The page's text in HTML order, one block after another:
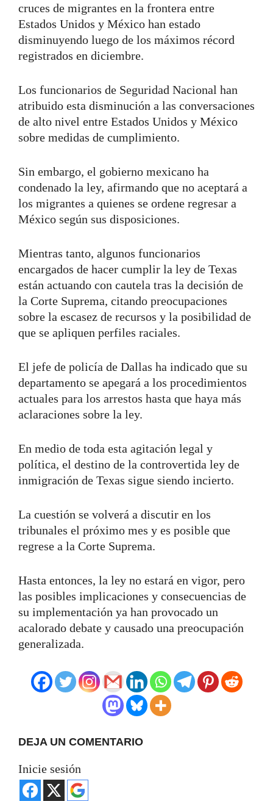
cruces de migrantes en la frontera entre
Estados Unidos y México han estado
disminuyendo luego de los máximos récord
registrados en diciembre.
Los funcionarios de Seguridad Nacional han
atribuido esta disminución a las conversaciones
de alto nivel entre Estados Unidos y México
sobre medidas de cumplimiento.
Sin embargo, el gobierno mexicano ha
condenado la ley, afirmando que no aceptará a
los migrantes a quienes se ordene regresar a
México según sus disposiciones.
Mientras tanto, algunos funcionarios
encargados de hacer cumplir la ley de Texas
están actuando con cautela tras la decisión de
la Corte Suprema, citando preocupaciones
sobre la escasez de recursos y la posibilidad de
que se apliquen perfiles raciales.
El jefe de policía de Dallas ha indicado que su
departamento se apegará a los procedimientos
actuales para los arrestos hasta que haya más
aclaraciones sobre la ley.
En medio de toda esta agitación legal y
política, el destino de la controvertida ley de
inmigración de Texas sigue siendo incierto.
La cuestión se volverá a discutir en los
tribunales el próximo mes y es posible que
regrese a la Corte Suprema.
Hasta entonces, la ley no estará en vigor, pero
las posibles implicaciones y consecuencias de
su implementación ya han provocado un
acalorado debate y causado una preocupación
generalizada.
DEJA UN COMENTARIO
Inicie sesión